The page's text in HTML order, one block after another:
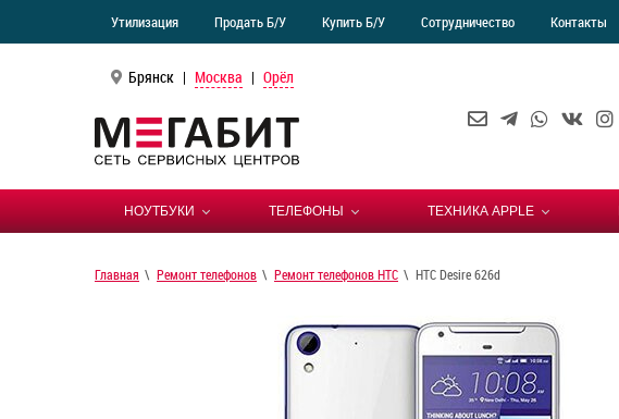
Утилизация Продать Б/У Купить Б/У Сотрудничество Контакты
Брянск | Москва | Орёл
НОУТБУКИ ТЕЛЕФОНЫ ТЕХНИКА APPLE
Главная Ремонт телефонов Ремонт телефонов HTC HTC Desire 626d